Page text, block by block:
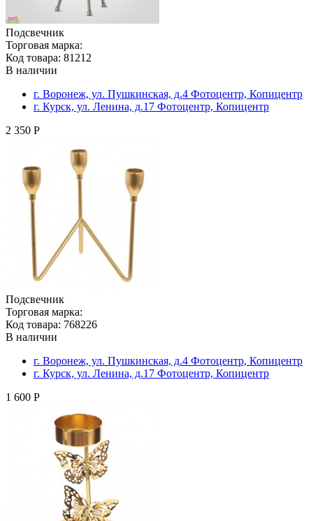
Подсвечник
Торговая марка:
Код товара: 81212
В наличии
г. Воронеж, ул. Пушкинская, д.4 Фотоцентр, Копицентр
г. Курск, ул. Ленина, д.17 Фотоцентр, Копицентр
2 350 Р
Подсвечник
Торговая марка:
Код товара: 768226
В наличии
г. Воронеж, ул. Пушкинская, д.4 Фотоцентр, Копицентр
г. Курск, ул. Ленина, д.17 Фотоцентр, Копицентр
1 600 Р